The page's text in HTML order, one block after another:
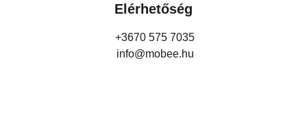
Elérhetőség
+3670 575 7035
info@mobee.hu